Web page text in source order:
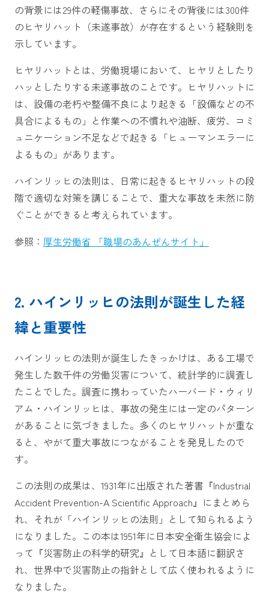
の背景には29件の軽傷事故、さらにその背後には300件
のヒヤリハット（未遂事故）が存在するという経験則を
示しています。
ヒヤリハットとは、労働現場において、ヒヤリとしたり
ハッとしたりする未遂事故のことです。ヒヤリハットに
は、設備の老朽や整備不良により起きる「設備などの不
具合によるもの」と作業への不慣れや油断、疲労、コミ
ュニケーション不足などで起きる「ヒューマンエラーに
よるもの」があります。
ハインリッヒの法則は、日常に起きるヒヤリハットの段
階で適切な対策を講じることで、重大な事故を未然に防
ぐことができると考えられています。
参照： 厚生労働省 「職場のあんぜんサイト」
2. ハインリッヒの法則が誕生した経
緯と重要性
ハインリッヒの法則が誕生したきっかけは、ある工場で
発生した数千件の労働災害について、統計学的に調査し
たことでした。調査に携わっていたハーバード・ウィリ
アム・ハインリッヒは、事故の発生には一定のパターン
があることに気づきました。多くのヒヤリハットが重な
ると、やがて重大事故につながることを発見したので
す。
この法則の成果は、1931年に出版された著書『Industrial
Accident Prevention-A Scientific Approach』にまとめら
れ、それが「ハインリッヒの法則」として知られるよう
になりました。この本は1951年に日本安全衛生協会によ
って『災害防止の科学的研究』として日本語に翻訳さ
れ、世界中で災害防止の指針として広く使われるように
なりました。